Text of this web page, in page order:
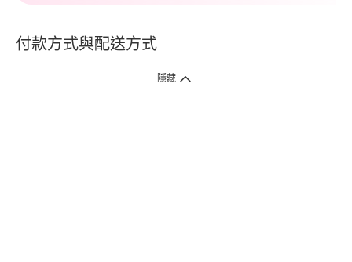
付款方式與配送方式
隱藏